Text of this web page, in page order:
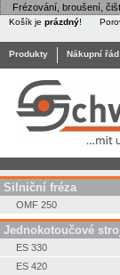
Frézování, broušení,
Košík je prázdný!
Produkty Nákupní řád
Silniční fréza
OMF 250
Jednokotoučové
ES 330
ES 420